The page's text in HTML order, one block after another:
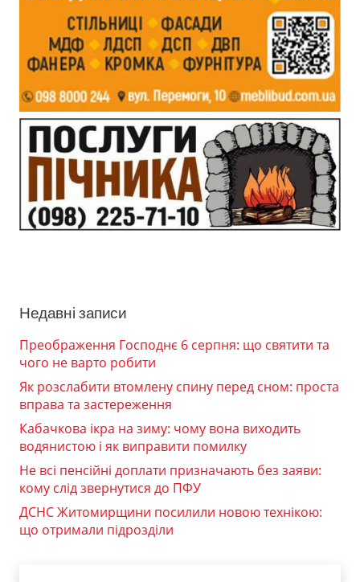
Недавні записи
Преображення Господнє 6 серпня: що святити та
чого не варто робити
Як розслабити втомлену спину перед сном: проста
вправа та застереження
Кабачкова ікра на зиму: чому вона виходить
водянистою і як виправити помилку
Не всі пенсійні доплати призначають без заяви:
кому слід звернутися до ПФУ
ДСНС Житомирщини посилили новою технікою:
що отримали підрозділи